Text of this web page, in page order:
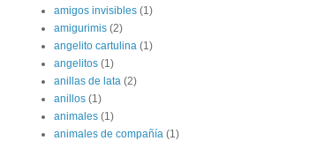
amigos invisibles (1)
amigurimis (2)
angelito cartulina (1)
angelitos (1)
anillas de lata (2)
anillos (1)
animales (1)
animales de compañía (1)